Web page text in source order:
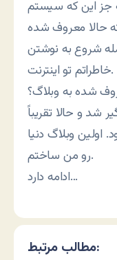
جز این که سیستم
حالا معروف شده
شروع به نوشتن
خاطراتم تو اینترنت.
شده به وبلاگ؟
شد و حالا تقریباً
اولین وبلاگ دنیا
رو من ساختم.
ادامه دارد…
مطالب مرتبط: